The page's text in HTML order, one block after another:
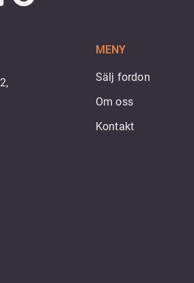
MENY
Sälj fordon
Om oss
Kontakt